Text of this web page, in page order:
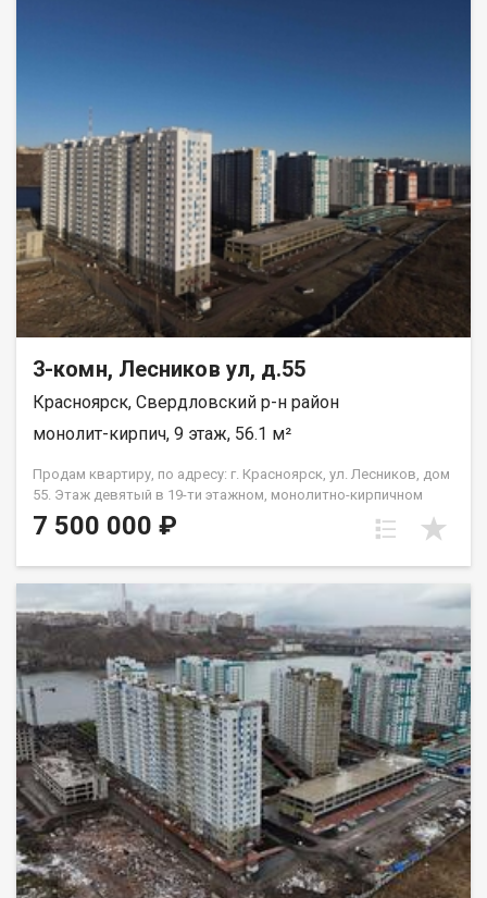
3-комн, Лесников ул, д.55
Красноярск, Свердловский р-н район
монолит-кирпич, 9 этаж, 56.1 м²
Продам квартиру, по адресу: г. Красноярск, ул. Лесников, дом
55. Этаж девятый в 19-ти этажном, монолитно-кирпичном
доме. Общая площадь- 56,1 кв.м., кухня-гостиная-18 кв.м.,
жилая--26,2 кв.м. Предчистовая отделка от застройщика.
доступность до других районов города. Близость знаковых
мест отдыха, досуга и развлечений - заповедник «Столбы»,
Фанпарк «Бобровый лог» и парк флоры и фауны «Роев ручей».
Благоустроенная набережная протяженностью 1450 метров
вдоль реки Енисей и 500 метров вдоль реки Базаиха с
организованными спусками к воде и остановкой речного
пассажирского транспорта возле ледовой арены. Сеть
пешеходных и велосипедно-роликовых дорожек по всему
району. Бесшумные современные лифты. Наземные
автостоянки на 175 и 297 машино-мест.
7 500 000 ₽